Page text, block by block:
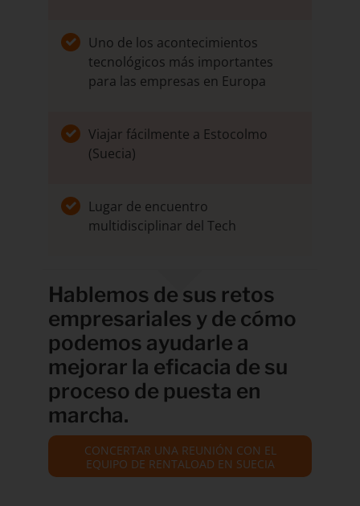
Uno de los acontecimientos
tecnológicos más importantes
para las empresas en Europa
Viajar fácilmente a Estocolmo
(Suecia)
Lugar de encuentro
multidisciplinar del Tech
Hablemos de sus retos
empresariales y de cómo
podemos ayudarle a
mejorar la eficacia de su
proceso de puesta en
marcha.
CONCERTAR UNA REUNIÓN CON EL
EQUIPO DE RENTALOAD EN SUECIA